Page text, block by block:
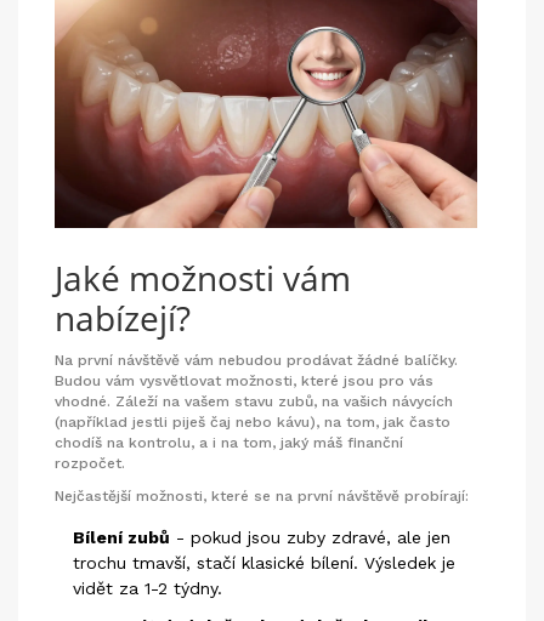
Jaké možnosti vám
nabízejí?
Na první návštěvě vám nebudou prodávat žádné balíčky.
Budou vám vysvětlovat možnosti, které jsou pro vás
vhodné. Záleží na vašem stavu zubů, na vašich návycích
(například jestli piješ čaj nebo kávu), na tom, jak často
chodíš na kontrolu, a i na tom, jaký máš finanční
rozpočet.
Nejčastější možnosti, které se na první návštěvě probírají:
Bílení zubů - pokud jsou zuby zdravé, ale jen
trochu tmavší, stačí klasické bílení. Výsledek je
vidět za 1-2 týdny.